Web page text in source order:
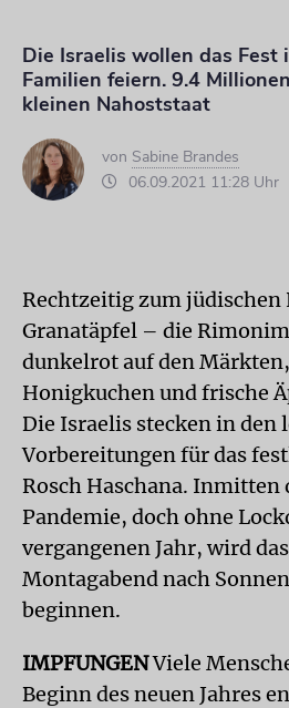
Die Israelis wollen das Fest
Familien feiern. 9.4
kleinen Nahoststaat
von Sabine Brandes
06.09.2021 11:28 Uhr
Rechtzeitig zum jüdischen
Granatäpfel – die
dunkelrot auf den
Honigkuchen und frische
Die Israelis stecken in den
Vorbereitungen für das
Rosch Haschana. Inmitten
Pandemie, doch ohne
vergangenen Jahr, wird
Montagabend nach
beginnen.
IMPFUNGENViele
Beginn des neuen Jahres